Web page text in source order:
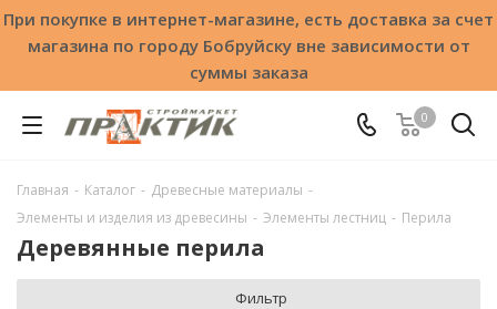
При покупке в интернет-магазине, есть доставка за счет
магазина по городу Бобруйску вне зависимости от
суммы заказа
0
Главная - Каталог - Древесные материалы -
Элементы и изделия из древесины - Элементы лестниц - Перила
Деревянные перила
Фильтр